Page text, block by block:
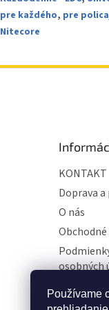
Používame
pre každého, pre
Nitecore
KONTAKT
Doprava
O nás
osobných
BLOG